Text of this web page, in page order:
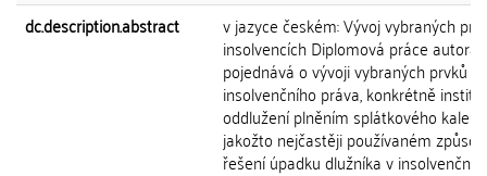
dc.description.abstract
v jazyce českém: Vývoj vybraných
insolvencích Diplomová práce autora
pojednává o vývoji vybraných prvků v
insolvenčního práva, konkrétně
oddlužení plněním splátkového
jakožto nejčastěji používaném
řešení úpadku dlužníka v